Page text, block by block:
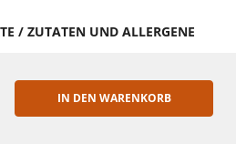
/ ZUTATEN UND ALLERGENE
IN DEN WARENKORB